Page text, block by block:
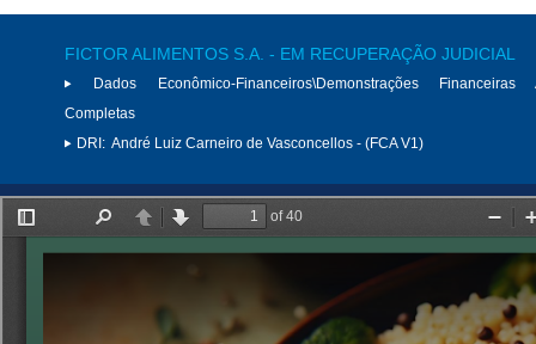
FICTOR ALIMENTOS S.A. - EM RECUPERAÇÃO JUDICIAL
Dados Econômico-Financeiros\Demonstrações Financeiras
Completas
DRI: André Luiz Carneiro de Vasconcellos - (FCA V1)